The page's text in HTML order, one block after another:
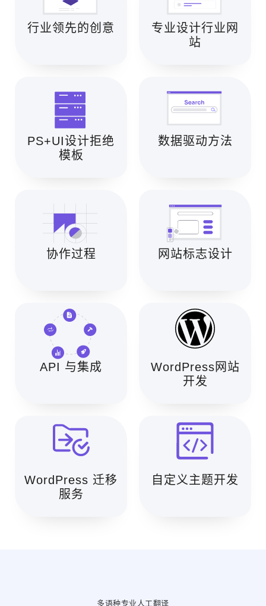
行业领先的创意
专业设计行业网
站
PS+UI设计拒绝
模板
数据驱动方法
协作过程 网站标志设计
API 与集成
WordPress网站
开发
WordPress 迁移
服务
自定义主题开发
多语种专业人工翻译